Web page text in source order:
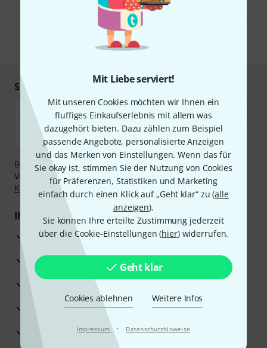
Mit Liebe serviert!
Mit unseren Cookies möchten wir Ihnen ein
fluffiges Einkaufserlebnis mit allem was
dazugehört bieten. Dazu zählen zum Beispiel
passende Angebote, personalisierte Anzeigen
und das Merken von Einstellungen. Wenn das für
Sie okay ist, stimmen Sie der Nutzung von Cookies
für Präferenzen, Statistiken und Marketing
einfach durch einen Klick auf „Geht klar“ zu (alle
anzeigen).
Sie können Ihre erteilte Zustimmung jederzeit
über die Cookie-Einstellungen (hier) widerrufen.
Geht klar
Cookies ablehnen Weitere Infos
Impressum · Datenschutzhinweise
Werbung und einer Messung des E-Mail-Nutzungsverhaltens zu. Die
Abmeldung ist jederzeit möglich. Weitere Informationen finden Sie in
unseren
Datenschutzhinweisen
* Pflichtfeld
Sicher einkaufen & bezahlen
Bezahlen Sie vertraulich und sicher per Nachnahme,
Vorkasse, PayPal, Amazon Pay, Klarna Sofort bezahlen
Klarna Ratenzahlungoder Kreditkarte.
Ihre Vorteile
3 Jahre Thomann Garantie
30 Tage Money-Back-Garantie
Reparaturservice
Beratung durch Fachexperten
Zufriedenheitsgarantie